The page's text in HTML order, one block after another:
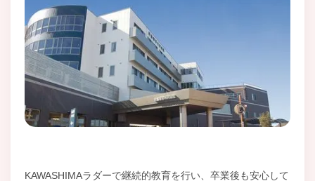
KAWASHIMAラダーで継続的教育を行い、卒業後も安心して